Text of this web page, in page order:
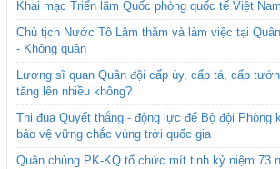
Khai mạc Triển lãm Quốc phòng quốc tế Việt
Chủ tịch Nước Tô Lâm thăm và làm việc tại
- Không quân
Lương sĩ quan Quân đội cấp úy, cấp tá, cấp
tăng lên nhiều không?
Thi đua Quyết thắng - động lực để Bộ đội Phòng
bảo vệ vững chắc vùng trời quốc gia
Quân chủng PK-KQ tổ chức mít tinh kỷ niệm 73